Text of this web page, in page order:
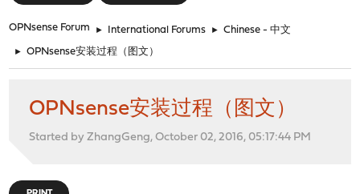
OPNsense Forum ► International Forums ► Chinese - 中文
► OPNsense安装过程（图文）
OPNsense安装过程（图文）
Started by ZhangGeng, October 02, 2016, 05:17:44 PM